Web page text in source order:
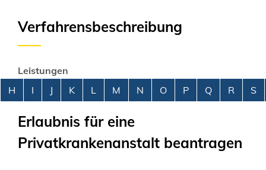
Verfahrensbeschreibung
Leistungen
Alphabetisches Register überspringen
H I J K L M N O P Q R S
Erlaubnis für eine
Privatkrankenanstalt beantragen